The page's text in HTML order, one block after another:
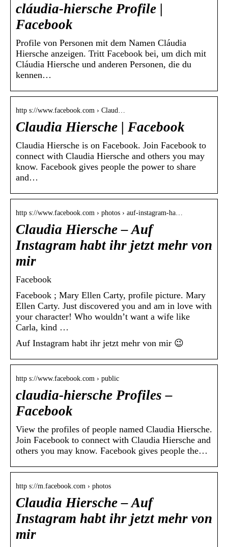
cláudia-hiersche Profile |
Facebook
Profile von Personen mit dem Namen Cláudia
Hiersche anzeigen. Tritt Facebook bei, um dich mit
Cláudia Hiersche und anderen Personen, die du
kennen…
http s://www.facebook.com › Claud…
Claudia Hiersche | Facebook
Claudia Hiersche is on Facebook. Join Facebook to
connect with Claudia Hiersche and others you may
know. Facebook gives people the power to share
and…
http s://www.facebook.com › photos › auf-instagram-ha…
Claudia Hiersche – Auf
Instagram habt ihr jetzt mehr von
mir
Facebook
Facebook ; Mary Ellen Carty, profile picture. Mary
Ellen Carty. Just discovered you and am in love with
your character! Who wouldn’t want a wife like
Carla, kind …
Auf Instagram habt ihr jetzt mehr von mir 😉
http s://www.facebook.com › public
claudia-hiersche Profiles –
Facebook
View the profiles of people named Claudia Hiersche.
Join Facebook to connect with Claudia Hiersche and
others you may know. Facebook gives people the…
http s://m.facebook.com › photos
Claudia Hiersche – Auf
Instagram habt ihr jetzt mehr von
mir